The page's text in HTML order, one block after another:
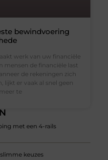
met een 4-rails
keuzes
bewindvoering
werk van uw financiële
mensen de financiële last
de rekeningen zich
lijkt er vaak al snel geen
te